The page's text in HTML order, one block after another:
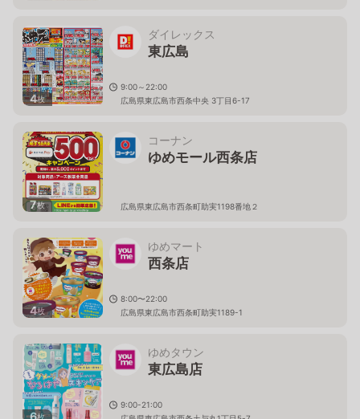
4枚
ダイレックス
東広島
9:00～22:00
広島県東広島市西条中央 3丁目6-17
7枚
コーナン
ゆめモール西条店
広島県東広島市西条町助実1198番地２
4枚
ゆめマート
西条店
8:00〜22:00
広島県東広島市西条町助実1189-1
6枚
ゆめタウン
東広島店
9:00-21:00